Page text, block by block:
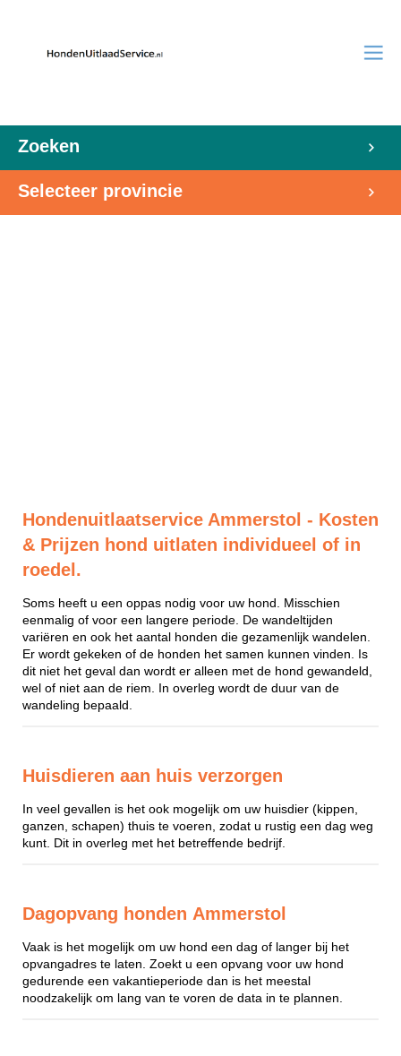
Zoeken
Selecteer provincie
Hondenuitlaatservice Ammerstol - Kosten
& Prijzen hond uitlaten individueel of in
roedel.
Soms heeft u een oppas nodig voor uw hond. Misschien
eenmalig of voor een langere periode. De wandeltijden
variëren en ook het aantal honden die gezamenlijk wandelen.
Er wordt gekeken of de honden het samen kunnen vinden. Is
dit niet het geval dan wordt er alleen met de hond gewandeld,
wel of niet aan de riem. In overleg wordt de duur van de
wandeling bepaald.
Huisdieren aan huis verzorgen
In veel gevallen is het ook mogelijk om uw huisdier (kippen,
ganzen, schapen) thuis te voeren, zodat u rustig een dag weg
kunt. Dit in overleg met het betreffende bedrijf.
Dagopvang honden Ammerstol
Vaak is het mogelijk om uw hond een dag of langer bij het
opvangadres te laten. Zoekt u een opvang voor uw hond
gedurende een vakantieperiode dan is het meestal
noodzakelijk om lang van te voren de data in te plannen.